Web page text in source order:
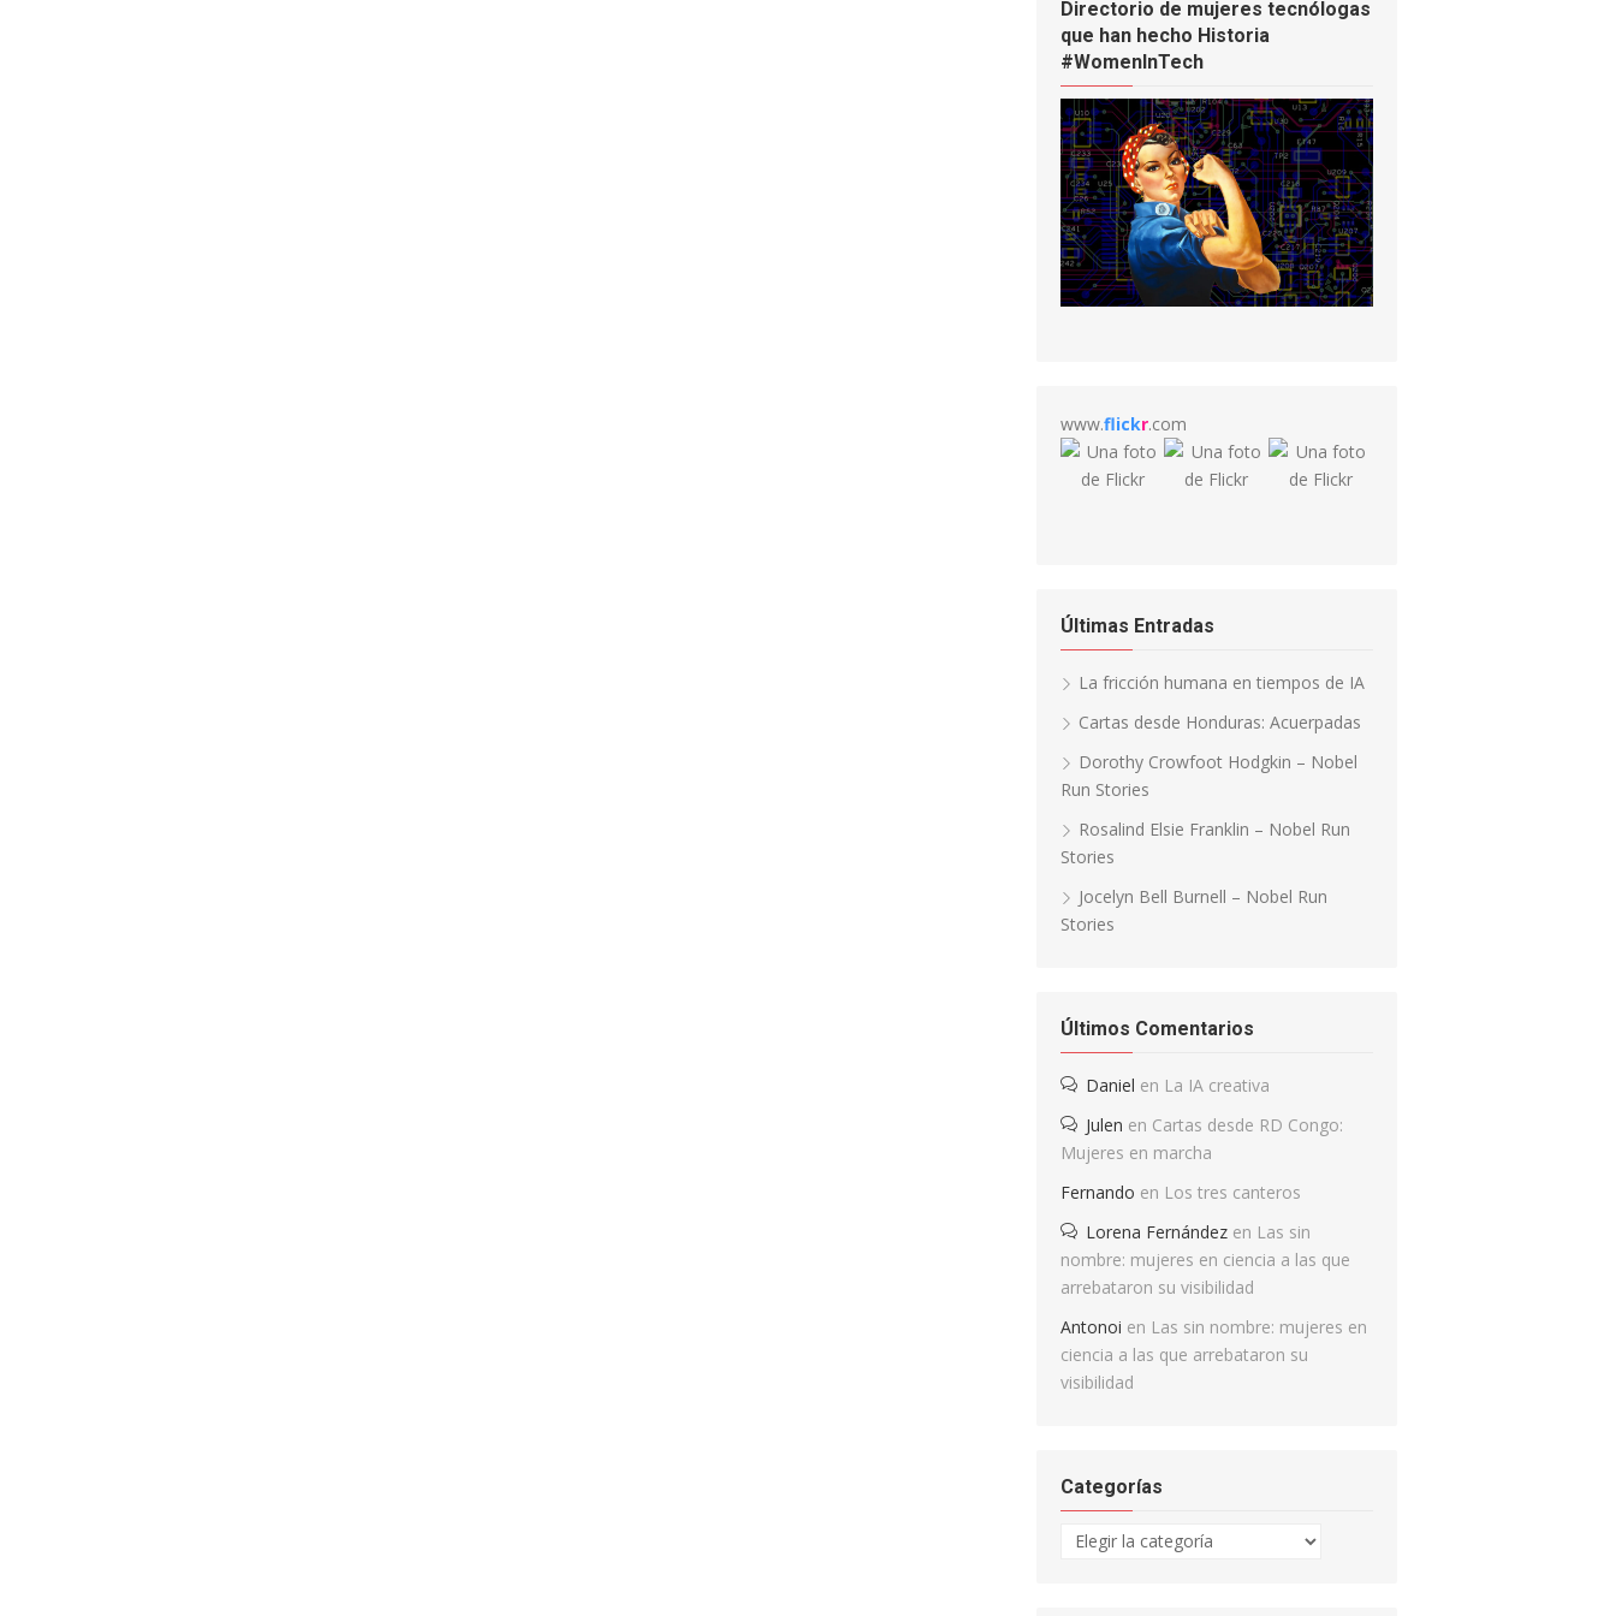
Directorio de mujeres tecnólogas
que han hecho Historia
#WomenInTech
www.flickr.com
Últimas Entradas
La fricción humana en tiempos de IA
Cartas desde Honduras: Acuerpadas
Dorothy Crowfoot Hodgkin – Nobel
Run Stories
Rosalind Elsie Franklin – Nobel Run
Stories
Jocelyn Bell Burnell – Nobel Run
Stories
Últimos Comentarios
Daniel en La IA creativa
Julen en Cartas desde RD Congo:
Mujeres en marcha
Fernando en Los tres canteros
Lorena Fernández en Las sin
nombre: mujeres en ciencia a las que
arrebataron su visibilidad
Antonoi en Las sin nombre: mujeres en
ciencia a las que arrebataron su
visibilidad
Categorías
Categorías